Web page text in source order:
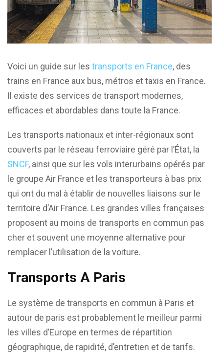
Voici un guide sur les transports en France, des
trains en France aux bus, métros et taxis en France.
Il existe des services de transport modernes,
efficaces et abordables dans toute la France.
Les transports nationaux et inter-régionaux sont
couverts par le réseau ferroviaire géré par l’État, la
SNCF, ainsi que sur les vols interurbains opérés par
le groupe Air France et les transporteurs à bas prix
qui ont du mal à établir de nouvelles liaisons sur le
territoire d’Air France. Les grandes villes françaises
proposent au moins de transports en commun pas
cher et souvent une moyenne alternative pour
remplacer l’utilisation de la voiture.
Transports A Paris
Le système de transports en commun à Paris et
autour de paris est probablement le meilleur parmi
les villes d’Europe en termes de répartition
géographique, de rapidité, d’entretien et de tarifs.